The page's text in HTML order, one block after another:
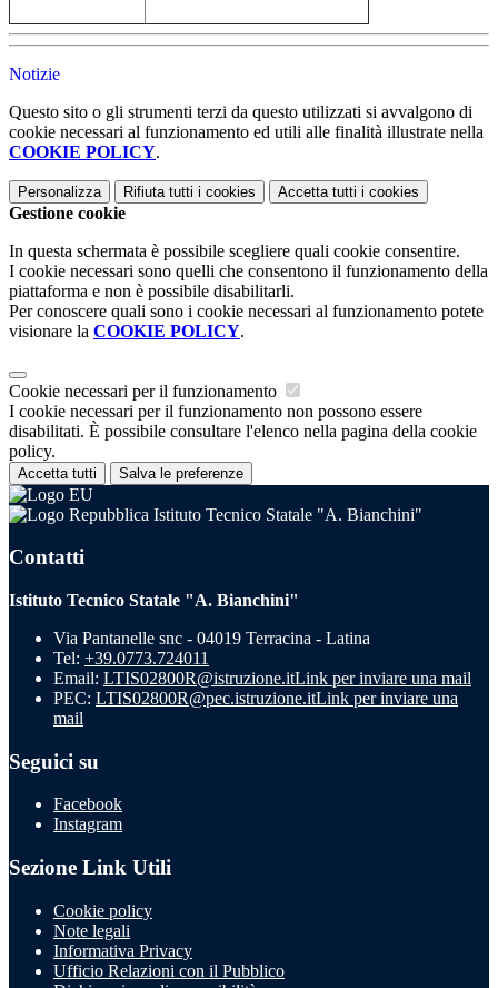
Notizie
Questo sito o gli strumenti terzi da questo utilizzati si avvalgono di
cookie necessari al funzionamento ed utili alle finalità illustrate nella
COOKIE POLICY.
Personalizza Rifiuta tutti i cookies Accetta tutti i cookies
Gestione cookie
In questa schermata è possibile scegliere quali cookie consentire.
I cookie necessari sono quelli che consentono il funzionamento della
piattaforma e non è possibile disabilitarli.
Per conoscere quali sono i cookie necessari al funzionamento potete
visionare la COOKIE POLICY.
Cookie necessari per il funzionamento
I cookie necessari per il funzionamento non possono essere
disabilitati. È possibile consultare l'elenco nella pagina della cookie
policy.
Accetta tutti Salva le preferenze
Istituto Tecnico Statale "A. Bianchini"
Contatti
Istituto Tecnico Statale "A. Bianchini"
Via Pantanelle snc - 04019 Terracina - Latina
Tel: +39.0773.724011
Email: LTIS02800R@istruzione.itLink per inviare una mail
PEC: LTIS02800R@pec.istruzione.itLink per inviare una
mail
Seguici su
Facebook
Instagram
Sezione Link Utili
Cookie policy
Note legali
Informativa Privacy
Ufficio Relazioni con il Pubblico